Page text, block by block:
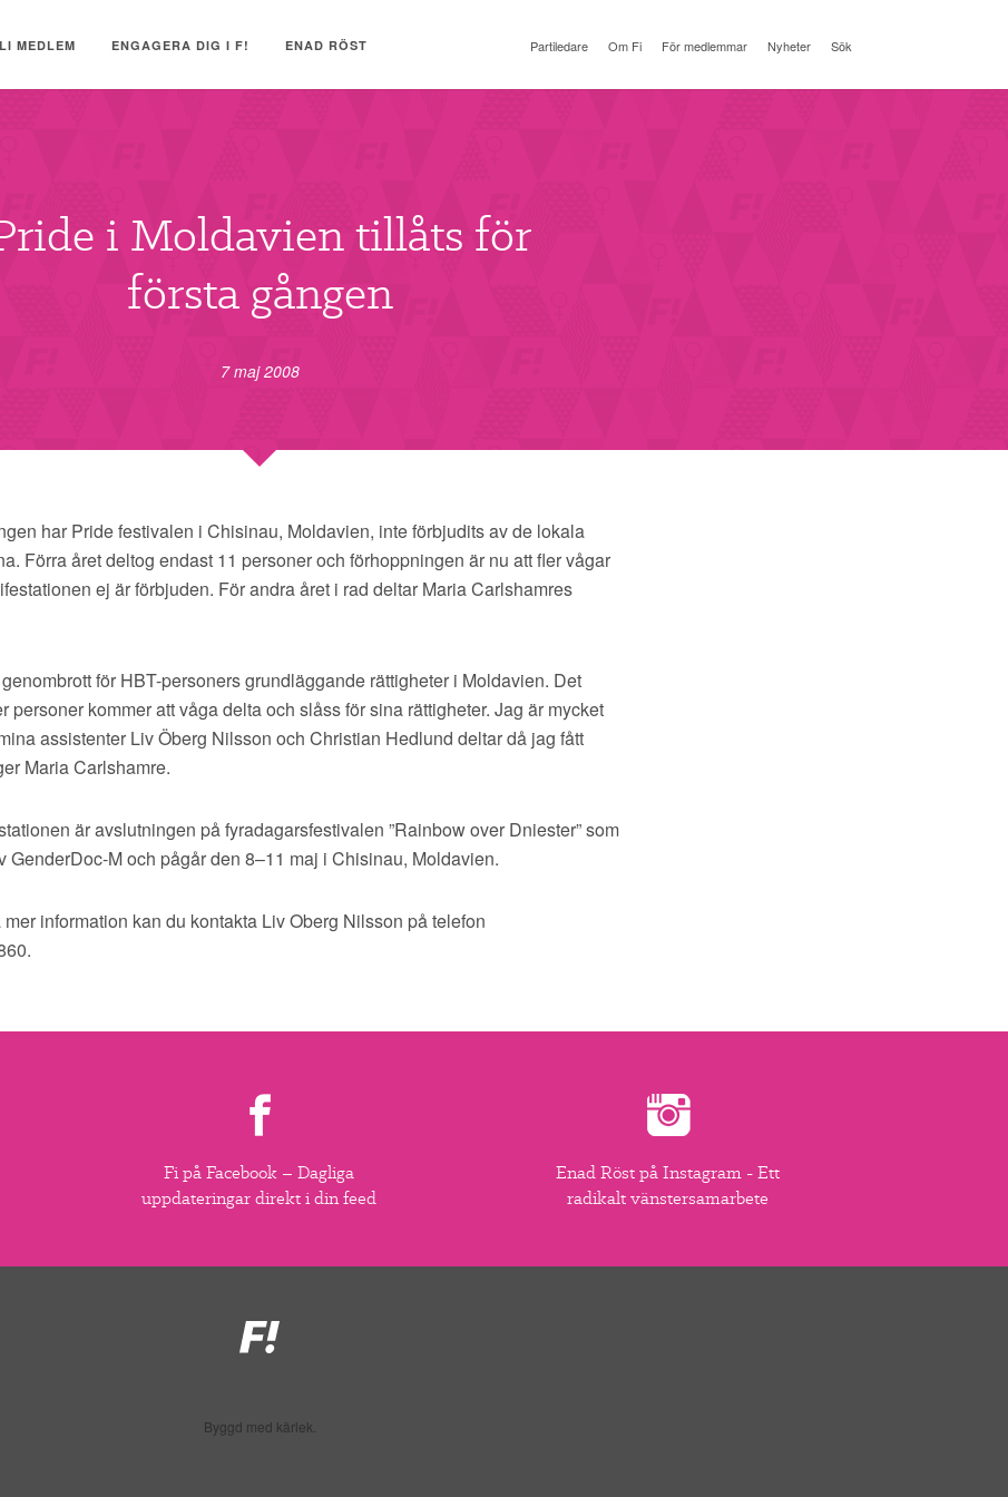
MEDLEM ENGAGERA DIG I F! ENAD RÖST Partiledare Om Fi För medlemmar Nyheter Sök
i Moldavien tillåts för
första gången
7 maj 2008
har Pride festivalen i Chisinau, Moldavien, inte förbjudits av de lokala
Förra året deltog endast 11 personer och förhoppningen är nu att fler vågar
ej är förbjuden. För andra året i rad deltar Maria Carlshamres
för HBT-personers grundläggande rättigheter i Moldavien. Det
personer kommer att våga delta och slåss för sina rättigheter. Jag är mycket
assistenter Liv Öberg Nilsson och Christian Hedlund deltar då jag fått
Maria Carlshamre.
är avslutningen på fyradagarsfestivalen ”Rainbow over Dniester” som
GenderDoc-M och pågår den 8–11 maj i Chisinau, Moldavien.
information kan du kontakta Liv Oberg Nilsson på telefon
Fi på Facebook – Dagliga
uppdateringar direkt i din feed
Enad Röst på Instagram - Ett
radikalt vänstersamarbete
Feministiskt
initiativ
Byggd med kärlek.